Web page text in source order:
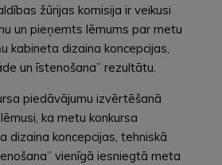
žūrijas komisija ir veikusi
un pieņemts lēmums par metu
kabineta dizaina koncepcijas,
un īstenošana” rezultātu.
piedāvājumu izvērtēšanā
ka metu konkursa
dizaina koncepcijas, tehniskā
vienīgā iesniegtā meta